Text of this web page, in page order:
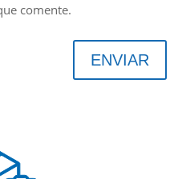
comente.
ENVIAR